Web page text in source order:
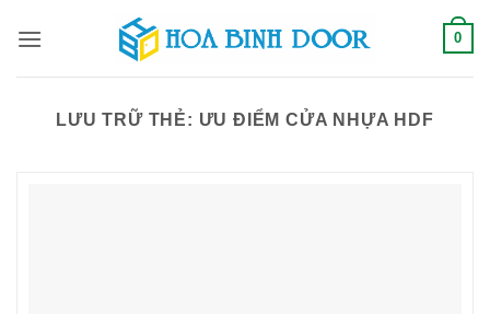
qua
0
LƯU TRỮ THẺ: ƯU ĐIỂM CỬA NHỰA HDF